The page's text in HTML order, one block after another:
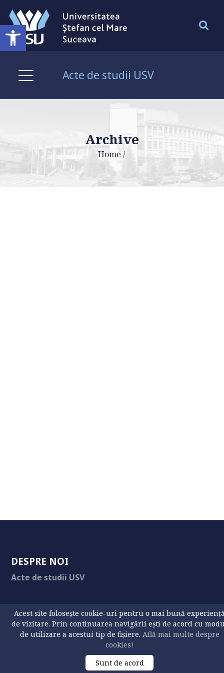
Deschide bara de unelte
Acte de studii USV
Archive
Home /
DESPRE NOI
Acte de studii USV
UTILE
Contact
Acest site folosește cookie-uri pentru o mai bună
de vizitare. Prin continuarea navigării ești de acord cu
de utilizare a acestui tip de fișiere. Află mai multe despre
cookies!
Sunt de acord